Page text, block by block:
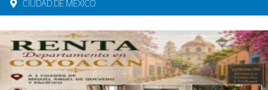
CIUDAD DE MEXICO